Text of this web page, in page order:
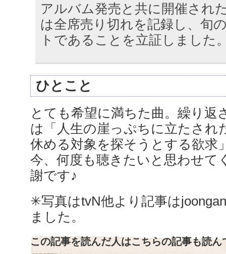
アルバム発売と共に開催され
は全席売り切れを記録し、旬
トであることを立証しました
ひとこと
とても希望に満ちた曲。繰り返
は「人生の崖っぷちに立たされ
休める対象を探そうとする欲
今、何度も聴きたいと思わせて
謝です♪
✳︎写真はtvN他より記事は
ました。
この記事を読んだ人はこちらの記事も読ん